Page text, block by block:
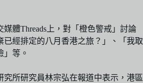
體Threads上，對「橙色警戒」討論
已經排定的八月香港之旅？」、「我取
」等。
究所研究員林宗弘在報道中表示，港區